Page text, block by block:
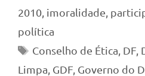
2010 imoralidade
política
Tags
Conselho de Ética DF,
Limpa GDF Governo do